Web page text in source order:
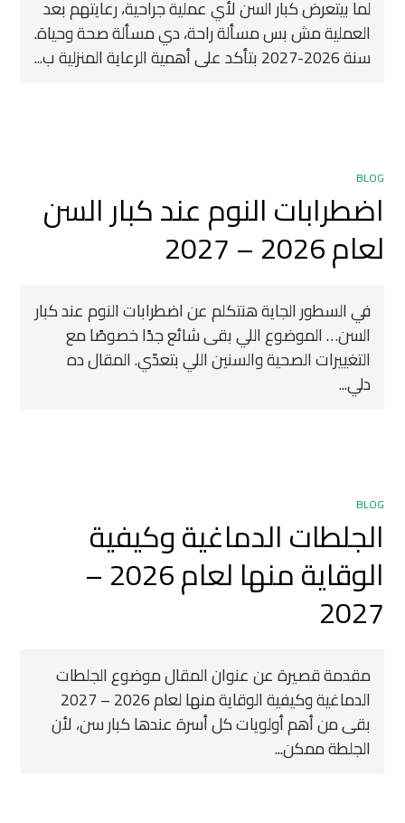
لما بيتعرض كبار السن لأي عملية جراحية، رعايتهم بعد
العملية مش بس مسألة راحة، دي مسألة صحة وحياة.
سنة 2026-2027 بتأكد على أهمية الرعاية المنزلية ب...
BLOG
اضطرابات النوم عند كبار السن
لعام 2026 – 2027
في السطور الجاية هنتكلم عن اضطرابات النوم عند كبار
السن… الموضوع اللي بقى شائع جدًا خصوصًا مع
التغييرات الصحية والسنين اللي بتعدّي. المقال ده
دلي...
BLOG
الجلطات الدماغية وكيفية
الوقاية منها لعام 2026 –
2027
مقدمة قصيرة عن عنوان المقال موضوع الجلطات
الدماغية وكيفية الوقاية منها لعام 2026 – 2027
بقى من أهم أولويات كل أسرة عندها كبار سن، لأن
الجلطة ممكن...